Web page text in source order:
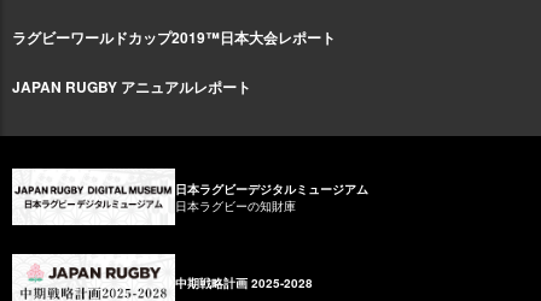
ラグビーワールドカップ2019™日本大会レポート
JAPAN RUGBY アニュアルレポート
日本ラグビーデジタルミュージアム
日本ラグビーの知財庫
中期戦略計画 2025-2028